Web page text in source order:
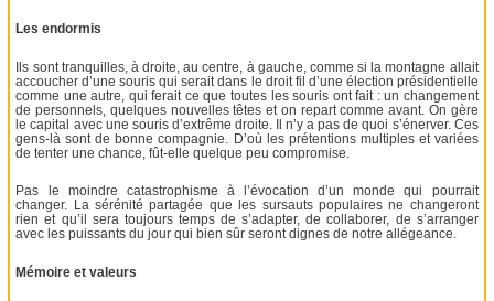
Les endormis
Ils sont tranquilles, à droite, au centre, à gauche, comme si la montagne allait
accoucher d’une souris qui serait dans le droit fil d’une élection présidentielle
comme une autre, qui ferait ce que toutes les souris ont fait : un changement
de personnels, quelques nouvelles têtes et on repart comme avant. On gère
le capital avec une souris d’extrême droite. Il n’y a pas de quoi s’énerver. Ces
gens-là sont de bonne compagnie. D’où les prétentions multiples et variées
de tenter une chance, fût-elle quelque peu compromise.
Pas le moindre catastrophisme à l’évocation d’un monde qui pourrait
changer. La sérénité partagée que les sursauts populaires ne changeront
rien et qu’il sera toujours temps de s’adapter, de collaborer, de s’arranger
avec les puissants du jour qui bien sûr seront dignes de notre allégeance.
Mémoire et valeurs